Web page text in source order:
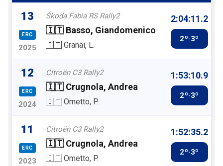
13
ERC
2025
Škoda Fabia RS Rally2
🇮🇹 Basso, Giandomenico
🇮🇹 Granai, L.
2:04:11.2
2º·3º
12
ERC
2024
Citroën C3 Rally2
🇮🇹 Crugnola, Andrea
🇮🇹 Ometto, P.
1:53:10.9
2º·3º
11
ERC
2023
Citroën C3 Rally2
🇮🇹 Crugnola, Andrea
🇮🇹 Ometto, P.
1:52:35.2
2º·3º